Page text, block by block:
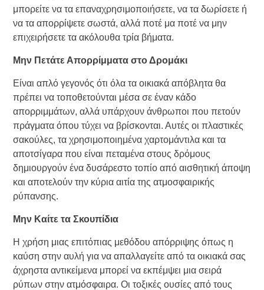
μπορείτε να τα επαναχρησιμοποιήσετε, να τα δωρίσετε ή
να τα απορρίψετε σωστά, αλλά ποτέ μα ποτέ να μην
επιχειρήσετε τα ακόλουθα τρία βήματα.
Μην Πετάτε Απορρίμματα στο Δρομάκι
Είναι απλό γεγονός ότι όλα τα οικιακά απόβλητα θα
πρέπει να τοποθετούνται μέσα σε έναν κάδο
απορριμμάτων, αλλά υπάρχουν άνθρωποι που πετούν
πράγματα όπου τύχει να βρίσκονται. Αυτές οι πλαστικές
σακούλες, τα χρησιμοποιημένα χαρτομάντιλα και τα
αποτσίγαρα που είναι πεταμένα στους δρόμους
δημιουργούν ένα δυσάρεστο τοπίο από αισθητική άποψη
και αποτελούν την κύρια αιτία της ατμοσφαιρικής
ρύπανσης.
Μην Καίτε τα Σκουπίδια
Η χρήση μιας επιτόπιας μεθόδου απόρριψης όπως η
καύση στην αυλή για να απαλλαγείτε από τα οικιακά σας
άχρηστα αντικείμενα μπορεί να εκπέμψει μια σειρά
ρύπων στην ατμόσφαιρα. Οι τοξικές ουσίες από τους